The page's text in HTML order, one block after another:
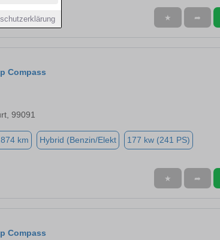
★ ➦
Compass
99091
km Hybrid (Benzin/Elekt 177 kw (241 PS)
★ ➦
Compass